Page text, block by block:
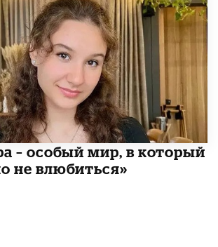
– особый мир, в который
не влюбиться»